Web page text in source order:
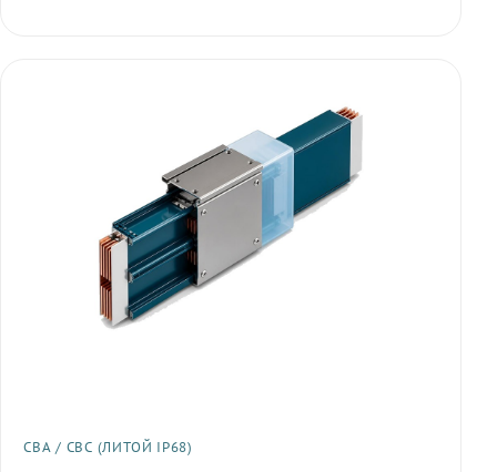
СВА / СВС (ЛИТОЙ IP68)